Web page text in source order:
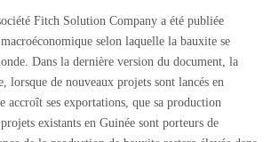
Fitch Solution Company a été publiée
selon laquelle la bauxite se
Dans la dernière version du document, la
lorsque de nouveaux projets sont lancés en
accroît ses exportations, que sa production
existants en Guinée sont porteurs de